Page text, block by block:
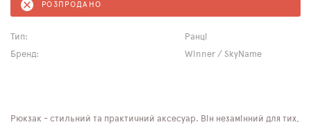
РОЗПРОДАНО
Тип:
Ранці
Бренд:
Winner / SkyName
Рюкзак - стильний та практичний аксесуар. Він незамінний для тих,